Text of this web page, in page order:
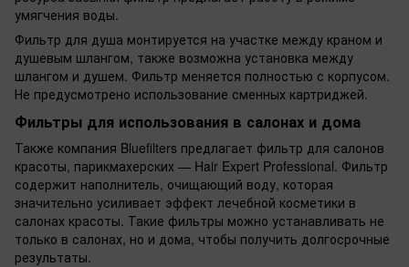
умягчения воды.
Фильтр для душа монтируется на участке между краном и
душевым шлангом, также возможна установка между
шлангом и душем. Фильтр меняется полностью с корпусом.
Не предусмотрено использование сменных картриджей.
Фильтры для использования в салонах и дома
Также компания Bluefilters предлагает фильтр для салонов
красоты, парикмахерских — Hair Expert Professional. Фильтр
содержит наполнитель, очищающий воду, которая
значительно усиливает эффект лечебной косметики в
салонах красоты. Такие фильтры можно устанавливать не
только в салонах, но и дома, чтобы получить долгосрочные
результаты.